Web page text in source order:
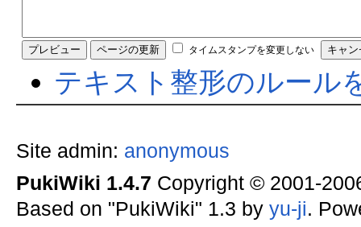
タイムスタンプを変更しない
テキスト整形のルール
Site admin: anonymous
PukiWiki 1.4.7 Copyright © 2001-
Based on "PukiWiki" 1.3 by yu-ji.